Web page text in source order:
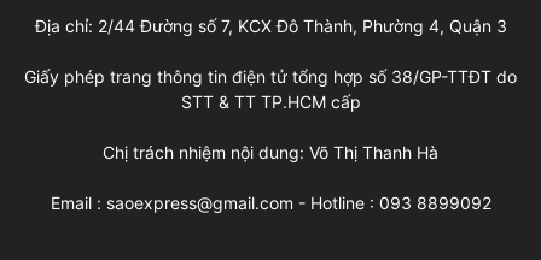
Địa chỉ: 2/44 Đường số 7, KCX Đô Thành, Phường 4, Quận 3
Giấy phép trang thông tin điện tử tổng hợp số 38/GP-TTĐT do
STT & TT TP.HCM cấp
Chị trách nhiệm nội dung: Võ Thị Thanh Hà
Email : saoexpress@gmail.com - Hotline : 093 8899092